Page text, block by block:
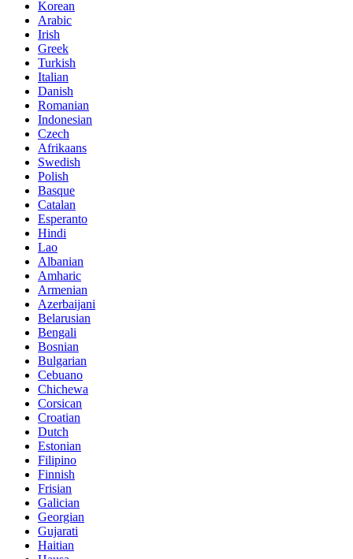
Korean
Arabic
Irish
Greek
Turkish
Italian
Danish
Romanian
Indonesian
Czech
Afrikaans
Swedish
Polish
Basque
Catalan
Esperanto
Hindi
Lao
Albanian
Amharic
Armenian
Azerbaijani
Belarusian
Bengali
Bosnian
Bulgarian
Cebuano
Chichewa
Corsican
Croatian
Dutch
Estonian
Filipino
Finnish
Frisian
Galician
Georgian
Gujarati
Haitian